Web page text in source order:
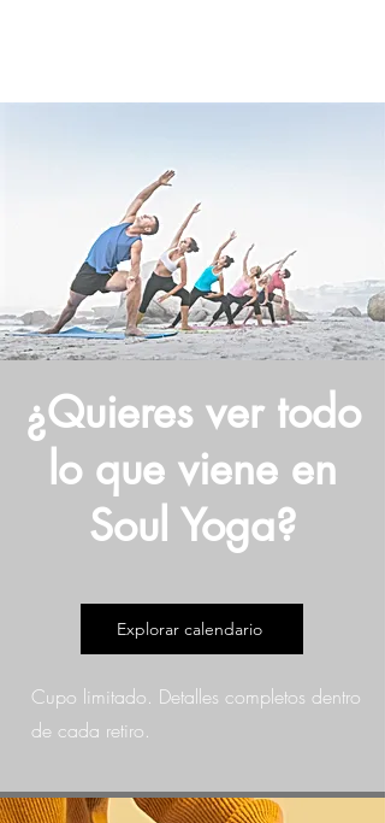
¿Quieres ver todo
lo que viene en
Soul Yoga?
Explorar calendario
Cupo limitado. Detalles completos dentro
de cada retiro.